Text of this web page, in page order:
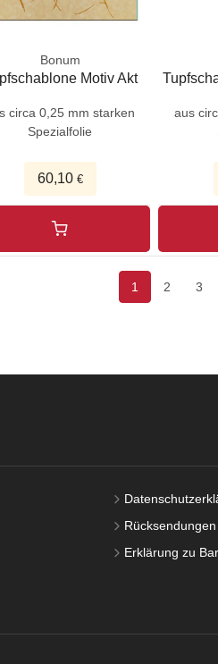
Bonum
Motiv Akt
circa 0,25 mm starken
Spezialfolie
60,10€
aus
1 2 3
Rücksendungen
Erklärung zu